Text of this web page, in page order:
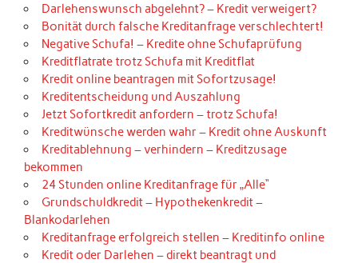
Darlehenswunsch abgelehnt? – Kredit verweigert?
Bonität durch falsche Kreditanfrage verschlechtert!
Negative Schufa! – Kredite ohne Schufaprüfung
Kreditflatrate trotz Schufa mit Kreditflat
Kredit online beantragen mit Sofortzusage!
Kreditentscheidung und Auszahlung
Jetzt Sofortkredit anfordern – trotz Schufa!
Kreditwünsche werden wahr – Kredit ohne Auskunft
Kreditablehnung – verhindern – Kreditzusage
bekommen
24 Stunden online Kreditanfrage für „Alle“
Grundschuldkredit – Hypothekenkredit –
Blankodarlehen
Kreditanfrage erfolgreich stellen – Kreditinfo online
Kredit oder Darlehen – direkt beantragt und